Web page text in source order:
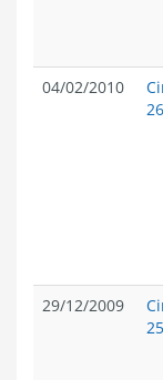
04/02/2010
29/12/2009